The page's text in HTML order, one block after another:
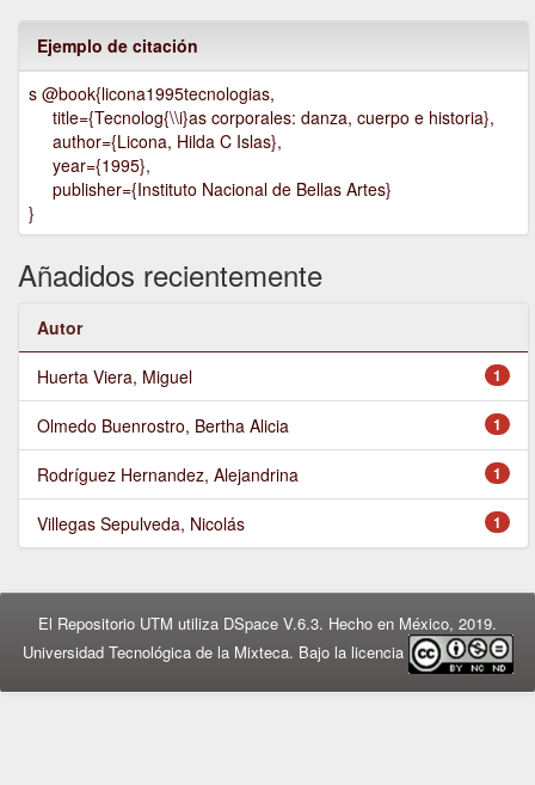
Ejemplo de citación
s @book{licona1995tecnologias,
title={Tecnolog{\\i}as corporales: danza, cuerpo e historia},
author={Licona, Hilda C Islas},
year={1995},
publisher={Instituto Nacional de Bellas Artes}
}
Añadidos recientemente
Autor
1
Huerta Viera, Miguel
1
Olmedo Buenrostro, Bertha Alicia
1
Rodríguez Hernandez, Alejandrina
1
Villegas Sepulveda, Nicolás
El Repositorio UTM utiliza DSpace V.6.3. Hecho en México, 2019.
Universidad Tecnológica de la Mixteca. Bajo la licencia